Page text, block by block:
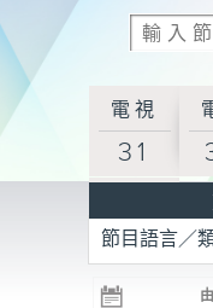
電視
31
R3
電台
節目語言／
由